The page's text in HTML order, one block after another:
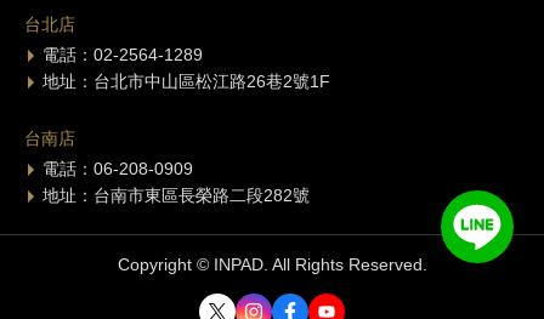
台北店
電話：02-2564-1289
地址：台北市中山區松江路26巷2號1F
台南店
電話：06-208-0909
地址：台南市東區長榮路二段282號
Copyright © INPAD. All Rights Reserved.